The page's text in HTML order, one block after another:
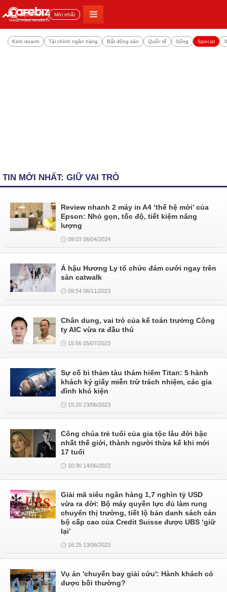
Đọc nhiều Mới nhất
Kinh doanh Tài chính ngân hàng Bất động sản Quốc tế Sống Special
TIN MỚI NHẤT: GIỮ VAI TRÒ
Review nhanh 2 máy in A4 ‘thế hệ mới’ của
Epson: Nhỏ gọn, tốc độ, tiết kiệm năng
lượng
09:03 06/04/2024
Á hậu Hương Ly tổ chức đám cưới ngay trên
sàn catwalk
09:54 06/11/2023
Chân dung, vai trò của kế toán trưởng Công
ty AIC vừa ra đầu thú
15:56 05/07/2023
Sự cố bi thảm tàu thám hiểm Titan: 5 hành
khách ký giấy miễn trừ trách nhiệm, các gia
đình khó kiện
15:20 23/06/2023
Công chúa trẻ tuổi của gia tộc lâu đời bậc
nhất thế giới, thành người thừa kế khi mới
17 tuổi
10:30 14/06/2023
Giải mã siêu ngân hàng 1,7 nghìn tỷ USD
vừa ra đời: Bộ máy quyền lực đủ làm rung
chuyển thị trường, tiết lộ bản danh sách cán
bộ cấp cao của Credit Suisse được UBS ‘giữ
lại’
16:25 13/06/2023
Vụ án 'chuyến bay giải cứu': Hành khách có
được bồi thường?